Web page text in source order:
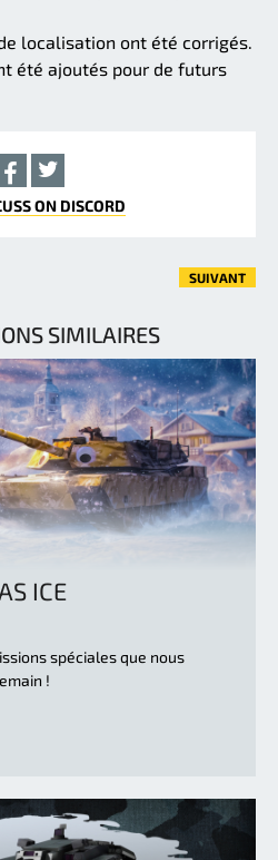
localisation ont été corrigés.
été ajoutés pour de futurs
ON DISCORD
SUIVANT
SIMILAIRES
ICE
spéciales que nous
!